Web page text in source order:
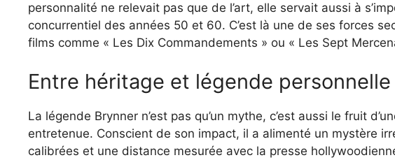
personnalité ne relevait pas que de l’art, elle servait aussi à
concurrentiel des années 50 et 60. C’est là une de ses forces
films comme « Les Dix Commandements » ou « Les Sept
Entre héritage et légende personnelle
La légende Brynner n’est pas qu’un mythe, c’est aussi le fruit
entretenue. Conscient de son impact, il a alimenté un mystère
calibrées et une distance mesurée avec la presse